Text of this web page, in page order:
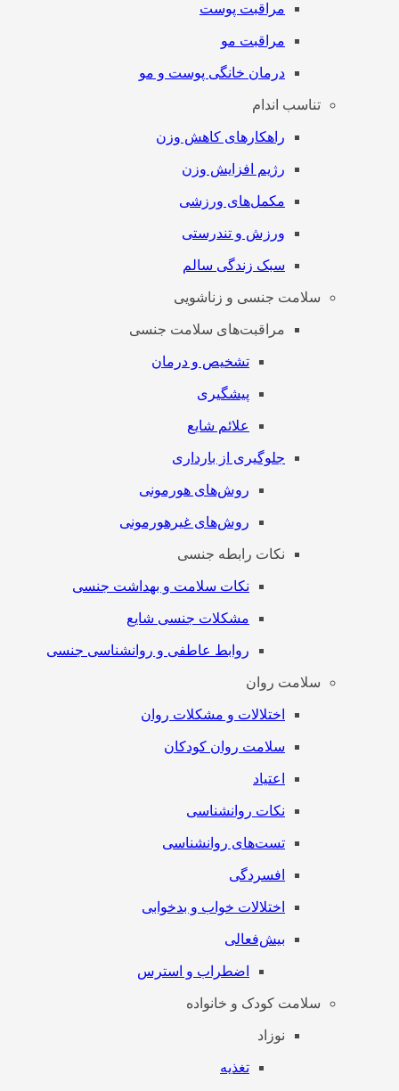
مراقبت پوست
مراقبت مو
درمان خانگی پوست و مو
تناسب اندام
راهکارهای کاهش وزن
رژیم افزایش وزن
مکمل‌های ورزشی
ورزش و تندرستی
سبک زندگی سالم
سلامت جنسی و زناشویی
مراقبت‌های سلامت جنسی
تشخیص و درمان
پیشگیری
علائم شایع
جلوگیری از بارداری
روش‌های هورمونی
روش‌های غیرهورمونی
نکات رابطه جنسی
نکات سلامت و بهداشت جنسی
مشکلات جنسی شایع
روابط عاطفی و روانشناسی جنسی
سلامت روان
اختلالات و مشکلات روان
سلامت روان کودکان
اعتیاد
نکات روانشناسی
تست‌های روانشناسی
افسردگی
اختلالات خواب و بدخوابی
بیش‌فعالی
اضطراب و استرس
سلامت کودک و خانواده
نوزاد
تغذیه